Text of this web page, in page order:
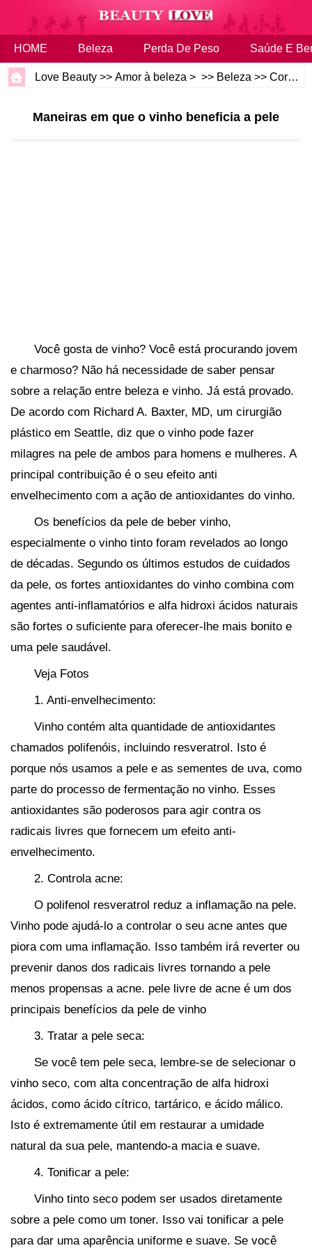
HOME Beleza Perda De Peso Saúde E
Love Beauty >>Amor à beleza > >> Beleza >>Corpo e Pele
Maneiras em que o vinho beneficia a pele
Você gosta de vinho? Você está procurando jovem
e charmoso? Não há necessidade de saber pensar
sobre a relação entre beleza e vinho. Já está provado.
De acordo com Richard A. Baxter, MD, um cirurgião
plástico em Seattle, diz que o vinho pode fazer
milagres na pele de ambos para homens e mulheres. A
principal contribuição é o seu efeito anti
envelhecimento com a ação de antioxidantes do vinho.
Os benefícios da pele de beber vinho,
especialmente o vinho tinto foram revelados ao longo
de décadas. Segundo os últimos estudos de cuidados
da pele, os fortes antioxidantes do vinho combina com
agentes anti-inflamatórios e alfa hidroxi ácidos naturais
são fortes o suficiente para oferecer-lhe mais bonito e
uma pele saudável.
Veja Fotos
1. Anti-envelhecimento:
Vinho contém alta quantidade de antioxidantes
chamados polifenóis, incluindo resveratrol. Isto é
porque nós usamos a pele e as sementes de uva, como
parte do processo de fermentação no vinho. Esses
antioxidantes são poderosos para agir contra os
radicais livres que fornecem um efeito anti-
envelhecimento.
2. Controla acne:
O polifenol resveratrol reduz a inflamação na pele.
Vinho pode ajudá-lo a controlar o seu acne antes que
piora com uma inflamação. Isso também irá reverter ou
prevenir danos dos radicais livres tornando a pele
menos propensas a acne. pele livre de acne é um dos
principais benefícios da pele de vinho
3. Tratar a pele seca:
Se você tem pele seca, lembre-se de selecionar o
vinho seco, com alta concentração de alfa hidroxi
ácidos, como ácido cítrico, tartárico, e ácido málico.
Isto é extremamente útil em restaurar a umidade
natural da sua pele, mantendo-a macia e suave.
4. Tonificar a pele:
Vinho tinto seco podem ser usados ​​diretamente
sobre a pele como um toner. Isso vai tonificar a pele
para dar uma aparência uniforme e suave. Se você